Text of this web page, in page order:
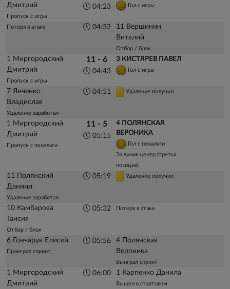
Дмитрий
Пропуск с игры
04:23 Гол с игры
Потеря в атаке 04:32
11 Вершинин
Виталий
Отбор / блок
1 Миргородский
Дмитрий
Пропуск с игры
11 - 6
04:43
3 КИСТЯРЕВ ПАВЕЛ
Гол с игры
7 Янченко
Владислав
Удаление заработал
04:51 Удаление получил
1 Миргородский
Дмитрий
Пропуск с пенальти
11 - 5
05:15
4 ПОЛЯНСКАЯ
ВЕРОНИКА
Гол с пенальти
2я линия центр (третья
позиция)
11 Полянский
Даниил
Удаление заработал
05:19 Удаление получил
10 Камбарова
Таисия
Отбор / блок
05:32 Потеря в атаке
6 Гончарук Елисей
Проиграл спринт
05:56
4 Полянская
Вероника
Выиграл спринт
1 Миргородский
Дмитрий
06:00 1 Карпенко Данила
Вышел в стартовом